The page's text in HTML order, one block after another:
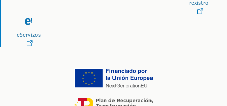
rexistro
eServizos